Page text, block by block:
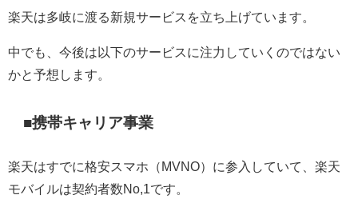
楽天は多岐に渡る新規サービスを立ち上げています。
中でも、今後は以下のサービスに注力していくのではない
かと予想します。
■携帯キャリア事業
楽天はすでに格安スマホ（ MVNO）に参入していて、楽天
モバイルは契約者数No,1です。